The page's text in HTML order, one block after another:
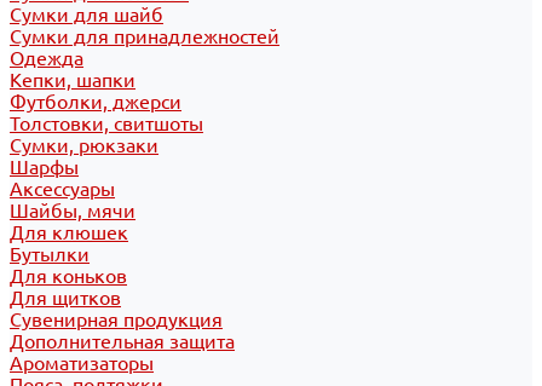
Сумки для шайб
Сумки для принадлежностей
Одежда
Кепки, шапки
Футболки, джерси
Толстовки, свитшоты
Сумки, рюкзаки
Шарфы
Аксессуары
Шайбы, мячи
Для клюшек
Бутылки
Для коньков
Для щитков
Сувенирная продукция
Дополнительная защита
Ароматизаторы